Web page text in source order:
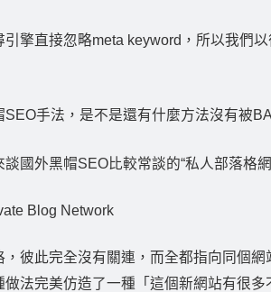
擎直接忽略meta keyword，所以我們
SEO手法，是不是還有什麼方法沒有被
國外黑帽SEO比較常談的“私人部落格
Blog Network
彼此完全沒有關連，而全都指向同個
法完美仿造了一種「這個新網站有很